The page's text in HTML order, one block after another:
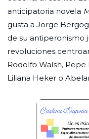
anticipatoria novela
gusta a Jorge
de su antiperonismo
revoluciones
Rodolfo Walsh, Pepe
Liliana Heker o